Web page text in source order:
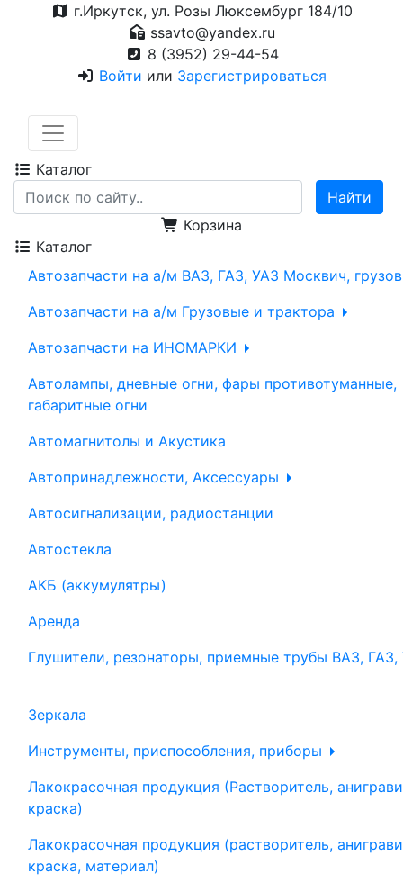
г.Иркутск, ул. Розы Люксембург 184/10
ssavto@yandex.ru
8 (3952) 29-44-54
Войти или Зарегистрироваться
Каталог
Корзина
Каталог
Автозапчасти на а/м ВАЗ, ГАЗ, УАЗ Москвич,
Автозапчасти на а/м Грузовые и трактора
Автозапчасти на ИНОМАРКИ
Автолампы, дневные огни, фары противотуманные,
габаритные огни
Автомагнитолы и Акустика
Автопринадлежности, Аксессуары
Автосигнализации, радиостанции
Автостекла
АКБ (аккумулятры)
Аренда
Глушители, резонаторы, приемные трубы ВАЗ, ГАЗ,
Зеркала
Инструменты, приспособления, приборы
Лакокрасочная продукция (Растворитель,
краска)
Лакокрасочная продукция (растворитель,
краска, материал)